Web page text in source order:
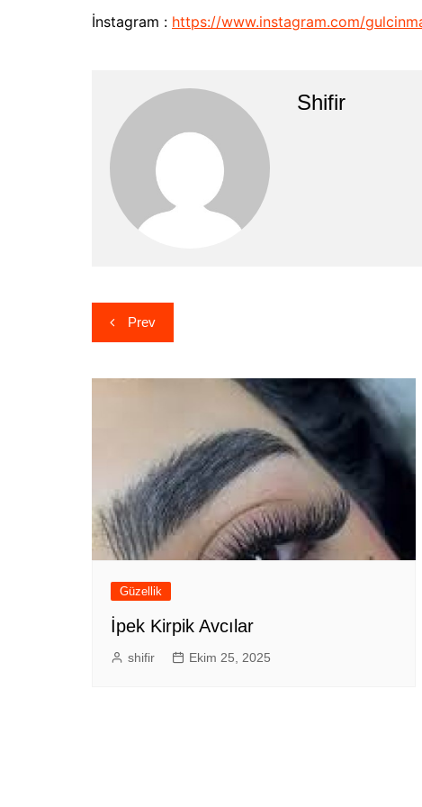
İnstagram : https://www.instagram.com/
Shifir
Yazı
gezinmesi
Prev
Güzellik
İpek Kirpik Avcılar
shifir Ekim 25, 2025